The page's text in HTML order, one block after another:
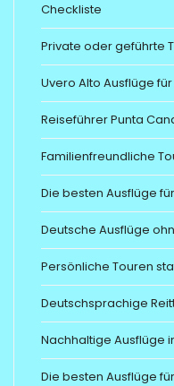
Checkliste
Private oder geführte
Uvero Alto Ausflüge
Reiseführer Punta
Familienfreundliche
Die besten Ausflüge
Deutsche Ausflüge
Persönliche Touren
Deutschsprachige
Nachhaltige Ausflüge
Die besten Ausflüge